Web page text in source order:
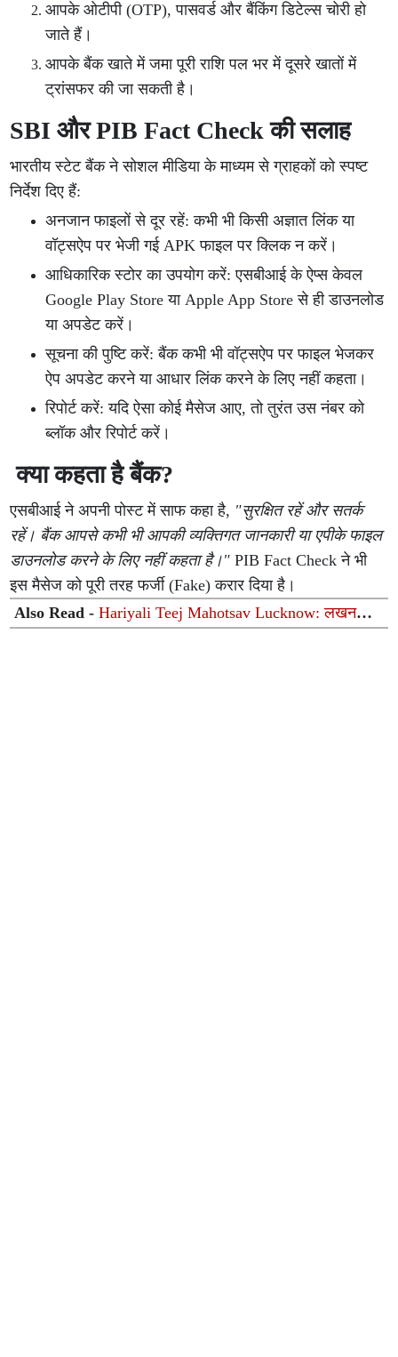
आपके ओटीपी (OTP), पासवर्ड और बैंकिंग डिटेल्स चोरी हो
जाते हैं।
आपके बैंक खाते में जमा पूरी राशि पल भर में दूसरे खातों में
ट्रांसफर की जा सकती है।
SBI और PIB Fact Check की सलाह
भारतीय स्टेट बैंक ने सोशल मीडिया के माध्यम से ग्राहकों को स्पष्ट
निर्देश दिए हैं:
अनजान फाइलों से दूर रहें: कभी भी किसी अज्ञात लिंक या
वॉट्सऐप पर भेजी गई APK फाइल पर क्लिक न करें।
आधिकारिक स्टोर का उपयोग करें: एसबीआई के ऐप्स केवल
Google Play Store या Apple App Store से ही डाउनलोड
या अपडेट करें।
सूचना की पुष्टि करें: बैंक कभी भी वॉट्सऐप पर फाइल भेजकर
ऐप अपडेट करने या आधार लिंक करने के लिए नहीं कहता।
रिपोर्ट करें: यदि ऐसा कोई मैसेज आए, तो तुरंत उस नंबर को
ब्लॉक और रिपोर्ट करें।
क्या कहता है बैंक?
एसबीआई ने अपनी पोस्ट में साफ कहा है, "सुरक्षित रहें और सतर्क
रहें। बैंक आपसे कभी भी आपकी व्यक्तिगत जानकारी या एपीके फाइल
डाउनलोड करने के लिए नहीं कहता है।" PIB Fact Check ने भी
इस मैसेज को पूरी तरह फर्जी (Fake) करार दिया है।
Also Read -Hariyali Teej Mahotsav Lucknow: लखनऊ में
धूमधाम से मनाया गया हरियाली तीज महोत्सव, सावन के गीतों पर